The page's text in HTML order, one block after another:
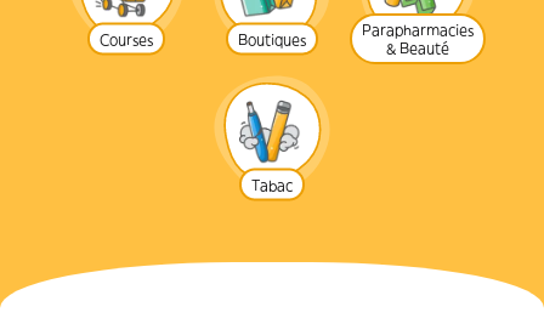
Courses Boutiques
Parapharmacies
& Beauté
Tabac